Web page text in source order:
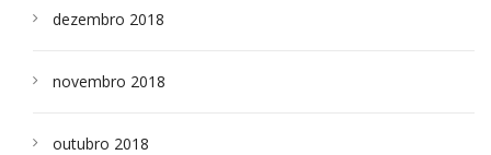
dezembro 2018
novembro 2018
outubro 2018